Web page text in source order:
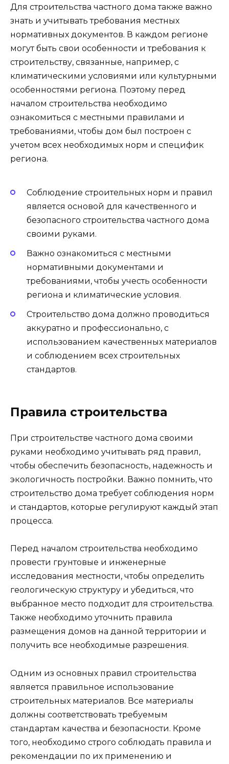
Для строительства частного дома также важно
знать и учитывать требования местных
нормативных документов. В каждом регионе
могут быть свои особенности и требования к
строительству, связанные, например, с
климатическими условиями или культурными
особенностями региона. Поэтому перед
началом строительства необходимо
ознакомиться с местными правилами и
требованиями, чтобы дом был построен с
учетом всех необходимых норм и специфик
региона.
Соблюдение строительных норм и правил
является основой для качественного и
безопасного строительства частного дома
своими руками.
Важно ознакомиться с местными
нормативными документами и
требованиями, чтобы учесть особенности
региона и климатические условия.
Строительство дома должно проводиться
аккуратно и профессионально, с
использованием качественных материалов
и соблюдением всех строительных
стандартов.
Правила строительства
При строительстве частного дома своими
руками необходимо учитывать ряд правил,
чтобы обеспечить безопасность, надежность и
экологичность постройки. Важно помнить, что
строительство дома требует соблюдения норм
и стандартов, которые регулируют каждый этап
процесса.
Перед началом строительства необходимо
провести грунтовые и инженерные
исследования местности, чтобы определить
геологическую структуру и убедиться, что
выбранное место подходит для строительства.
Также необходимо уточнить правила
размещения домов на данной территории и
получить все необходимые разрешения.
Одним из основных правил строительства
является правильное использование
строительных материалов. Все материалы
должны соответствовать требуемым
стандартам качества и безопасности. Кроме
того, необходимо строго соблюдать правила и
рекомендации по их применению и